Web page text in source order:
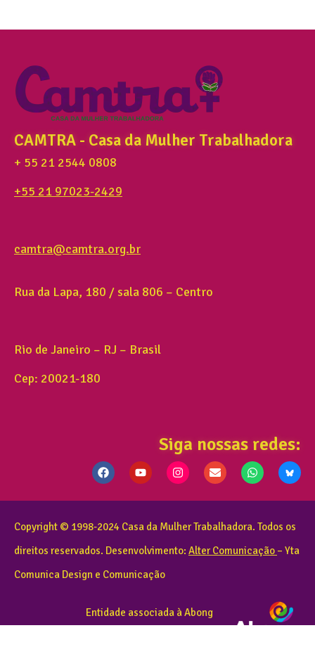
CAMTRA - Casa da Mulher Trabalhadora
+ 55 21 2544 0808
+55 21 97023-2429
camtra@camtra.org.br
Rua da Lapa, 180 / sala 806 – Centro
Rio de Janeiro – RJ – Brasil
Cep: 20021-180
Siga nossas redes:
Copyright © 1998-2024 Casa da Mulher Trabalhadora. Todos os
direitos reservados. Desenvolvimento: Alter Comunicação – Yta
Comunica Design e Comunicação
Entidade associada à Abong